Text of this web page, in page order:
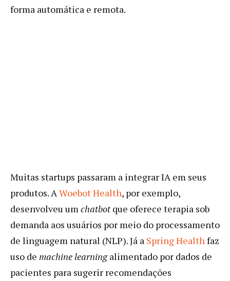
forma automática e remota.
Muitas startups passaram a integrar IA em seus
produtos. AWoebot Health, por exemplo,
desenvolveu umchatbotque oferece terapia sob
demanda aos usuários por meio do processamento
de linguagem natural (NLP). Já a Spring Healthfaz
uso de machine learningalimentado por dados de
pacientes para sugerir recomendações